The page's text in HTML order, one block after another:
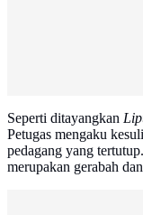
Seperti ditayangkan
Petugas mengaku
pedagang yang
merupakan gerabah